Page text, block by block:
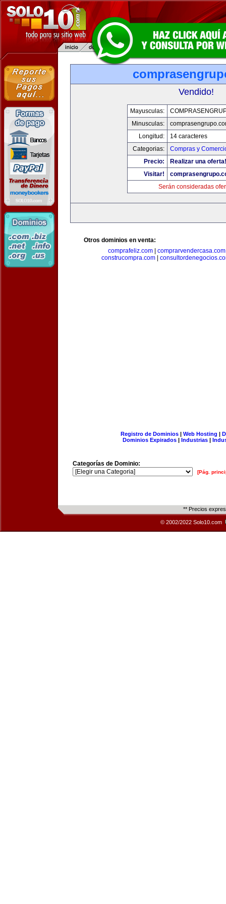
Vendido!
Mayusculas:
Minusculas:
Longitud:
14 caracteres
Categorias:
Compras y
Precio:
Realizar una oferta!
Visitar!
Serán consideradas
Otros dominios en venta:
comprafeliz.com| comprarvendercasa.com
construcompra.com|
Registro de Dominios| Web Hosting |
Dominios Expirados | Industrias |
Categorías de Dominio:
[Pág.
** Precios
© 2002/2022 Solo10.com